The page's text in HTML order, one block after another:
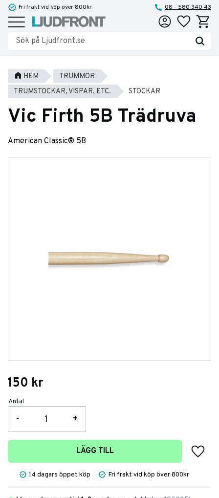
Meny
Fri frakt vid köp över 800kr 08 - 580 340 43
Favoriter
HEM
TRUMMOR
TRUMSTOCKAR, VISPAR, ETC.
STOCKAR
Vic Firth 5B Trädruva
American Classic® 5B
150 kr
Antal
+
-
LÄGG TILL
Lägg
14 dagars öppet köp Fri frakt vid köp över 800kr